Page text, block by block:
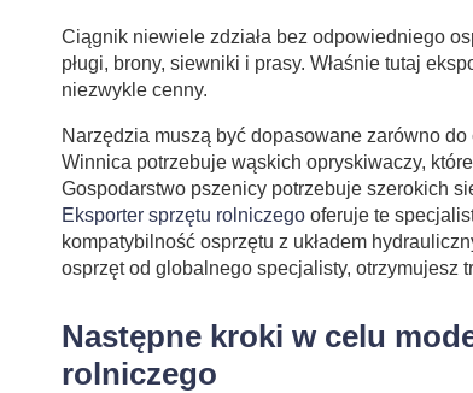
Ciągnik niewiele zdziała bez odpowiedniego
pługi, brony, siewniki i prasy. Właśnie tutaj
niezwykle cenny.
Narzędzia muszą być dopasowane zarówno
Winnica potrzebuje wąskich opryskiwaczy,
Gospodarstwo pszenicy potrzebuje szerokich
Eksporter sprzętu rolniczego oferuje te
kompatybilność osprzętu z układem
osprzęt od globalnego specjalisty, otrzymujesz
Następne kroki w celu
rolniczego